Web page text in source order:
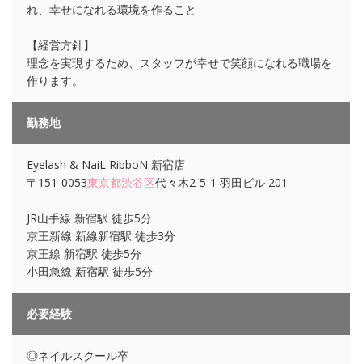
れ、幸せになれる環境を作ること
【経営方針】
理念を実現するため、スタッフが幸せで笑顔になれる職場を
作ります。
勤務地
Eyelash & NaiL RibboN 新宿店
〒151-0053東京都渋谷区代々木2-5-1 羽田ビル 201
JR山手線 新宿駅 徒歩5分
京王新線 新線新宿駅 徒歩3分
京王線 新宿駅 徒歩5分
小田急線 新宿駅 徒歩5分
必要経験
◎ネイルスクール卒